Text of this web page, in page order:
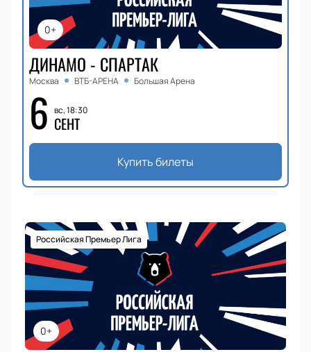
0+
ДИНАМО - СПАРТАК
Москва ВТБ-АРЕНА Большая Арена
6 вс, 18:30
СЕНТ
Купить билеты
0+
Российская Премьер Лига